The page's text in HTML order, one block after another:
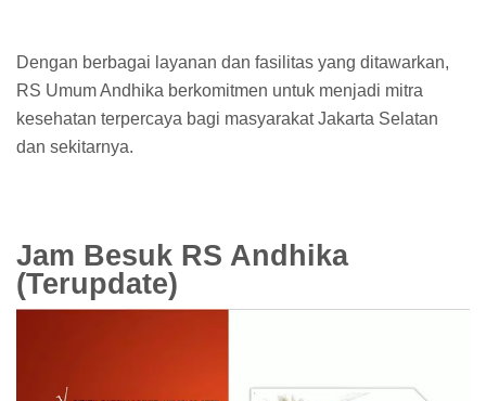
Dengan berbagai layanan dan fasilitas yang ditawarkan,
RS Umum Andhika berkomitmen untuk menjadi mitra
kesehatan terpercaya bagi masyarakat Jakarta Selatan
dan sekitarnya.
Jam Besuk RS Andhika
(Terupdate)